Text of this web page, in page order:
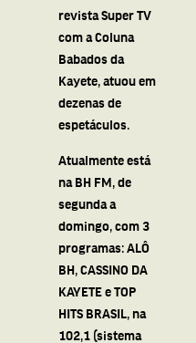
revista Super TV
com a Coluna
Babados da
Kayete, atuou em
dezenas de
espetáculos.
Atualmente está
na BH FM, de
segunda a
domingo, com 3
programas: ALÔ
BH, CASSINO DA
KAYETE e TOP
HITS BRASIL, na
102,1 (sistema